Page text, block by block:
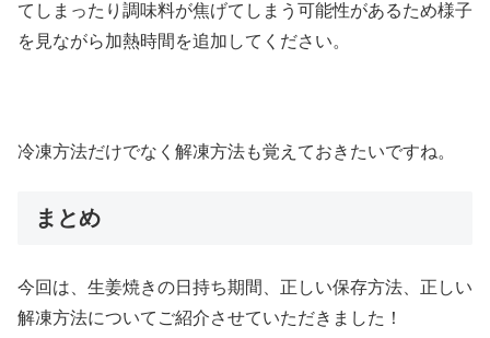
てしまったり調味料が焦げてしまう可能性があるため様子
を見ながら加熱時間を追加してください。
冷凍方法だけでなく解凍方法も覚えておきたいですね。
まとめ
今回は、生姜焼きの日持ち期間、正しい保存方法、正しい
解凍方法についてご紹介させていただきました！